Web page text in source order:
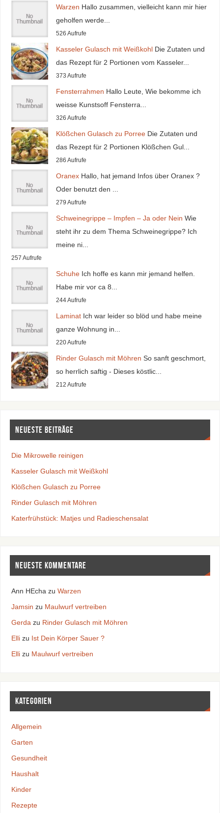
Warzen Hallo zusammen, vielleicht kann mir hier
geholfen werde...
526 Aufrufe
Kasseler Gulasch mit Weißkohl Die Zutaten und
das Rezept für 2 Portionen vom Kasseler...
373 Aufrufe
Fensterrahmen Hallo Leute, Wie bekomme ich
weisse Kunstsoff Fensterra...
326 Aufrufe
Klößchen Gulasch zu Porree Die Zutaten und
das Rezept für 2 Portionen Klößchen Gul...
286 Aufrufe
Oranex Hallo, hat jemand Infos über Oranex ?
Oder benutzt den ...
279 Aufrufe
Schweinegrippe – Impfen – Ja oder Nein Wie
steht ihr zu dem Thema Schweinegrippe? Ich
meine ni...
257 Aufrufe
Schuhe Ich hoffe es kann mir jemand helfen.
Habe mir vor ca 8...
244 Aufrufe
Laminat Ich war leider so blöd und habe meine
ganze Wohnung in...
220 Aufrufe
Rinder Gulasch mit Möhren So sanft geschmort,
so herrlich saftig - Dieses köstlic...
212 Aufrufe
Neueste Beiträge
Die Mikrowelle reinigen
Kasseler Gulasch mit Weißkohl
Klößchen Gulasch zu Porree
Rinder Gulasch mit Möhren
Katerfrühstück: Matjes und Radieschensalat
Neueste Kommentare
Ann HEcha zu Warzen
Jamsin zu Maulwurf vertreiben
Gerda zu Rinder Gulasch mit Möhren
Ellizu Ist Dein Körper Sauer ?
Ellizu Maulwurf vertreiben
Kategorien
Allgemein
Garten
Gesundheit
Haushalt
Kinder
Rezepte